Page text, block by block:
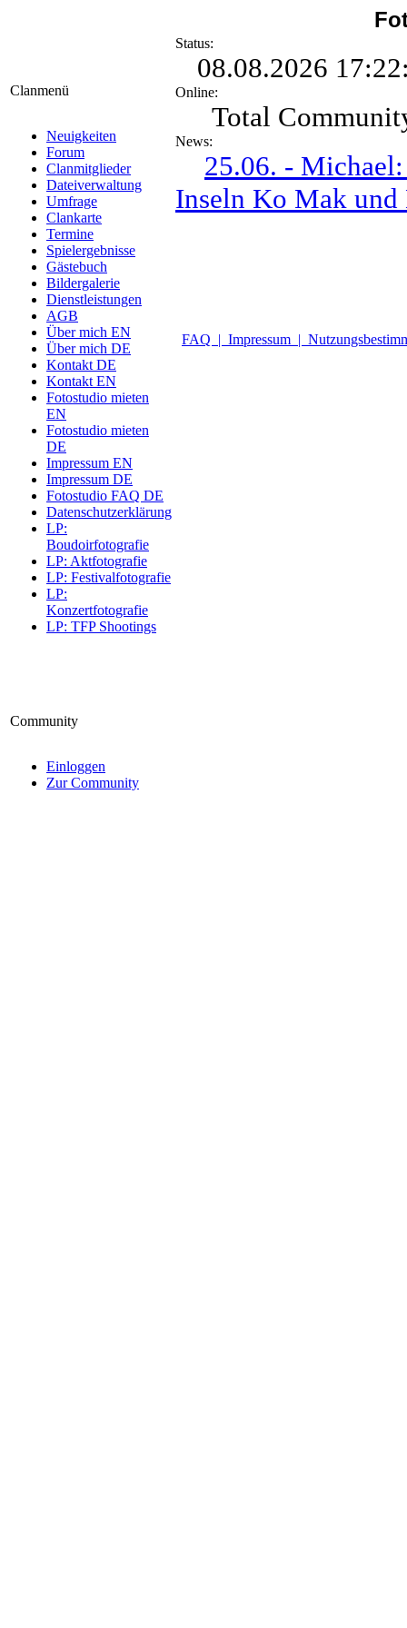
Clanmenü
Neuigkeiten
Forum
Clanmitglieder
Dateiverwaltung
Umfrage
Clankarte
Termine
Spielergebnisse
Gästebuch
Bildergalerie
Dienstleistungen
AGB
Über mich EN
Über mich DE
Kontakt DE
Kontakt EN
Fotostudio mieten
EN
Fotostudio mieten
DE
Impressum EN
Impressum DE
Fotostudio FAQ DE
Datenschutzerklärung
LP:
Boudoirfotografie
LP: Aktfotografie
LP: Festivalfotografie
LP:
Konzertfotografie
LP: TFP Shootings
Community
Einloggen
Zur Community
Status:
08.08.2026
Online:
Total
News:
25.06. -
Inseln Ko Mak und
FAQ | Impressum |